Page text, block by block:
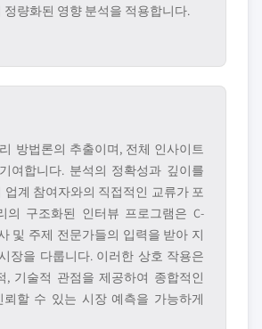
정량화된 영향 분석을 적용합니다.
방법론의 추출이며, 전체 인사이트
여합니다. 분석의 정확성과 깊이를
업계 참여자와의 직접적인 교류가 포
의 구조화된 인터뷰 프로그램은 C-
및 주제 전문가들의 입력을 받아 지
장을 다룹니다. 이러한 상호 작용은
, 기술적 관점을 제공하여 종합적인
뢰할 수 있는 시장 예측을 가능하게